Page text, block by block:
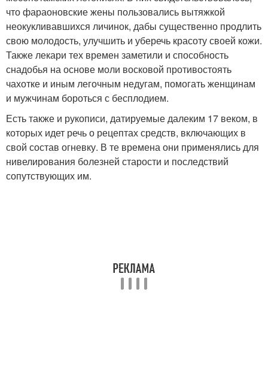
что фараоновские жены пользовались вытяжкой
неокукливавшихся личинок, дабы существенно продлить
свою молодость, улучшить и уберечь красоту своей кожи.
Также лекари тех времен заметили и способность
снадобья на основе моли восковой противостоять
чахотке и иным легочным недугам, помогать женщинам
и мужчинам бороться с бесплодием.
Есть также и рукописи, датируемые далеким 17 веком, в
которых идет речь о рецептах средств, включающих в
свой состав огневку. В те времена они применялись для
нивелирования болезней старости и последствий
сопутствующих им.